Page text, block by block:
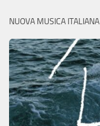
NUOVA MUSICA ITALIANA